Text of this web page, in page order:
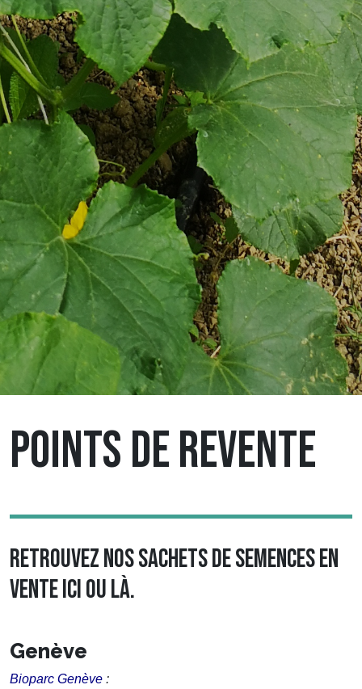
POINTS DE REVENTE
RETROUVEZ NOS SACHETS DE SEMENCES EN
VENTE ICI OU LÀ.
Genève
Bioparc Genève :